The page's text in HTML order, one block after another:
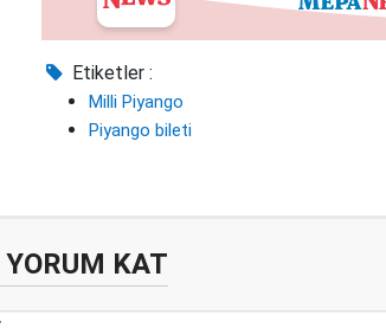
Etiketler :
Milli Piyango
Piyango bileti
YORUM KAT